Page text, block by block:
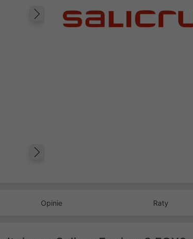
Następny
Opinie Raty